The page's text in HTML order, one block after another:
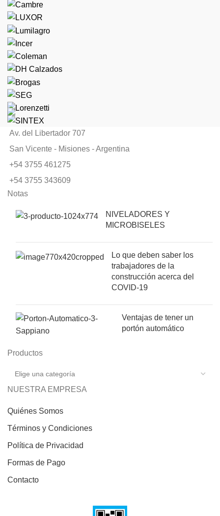
Av. del Libertador 707
San Vicente - Misiones - Argentina
+54 3755 461275
+54 3755 343609
Notas
NIVELADORES Y
MICROBISELES
Lo que deben saber los
trabajadores de la
construcción acerca del
COVID-19
Ventajas de tener un
portón automático
Productos
NUESTRA EMPRESA
Quiénes Somos
Términos y Condiciones
Política de Privacidad
Formas de Pago
Contacto